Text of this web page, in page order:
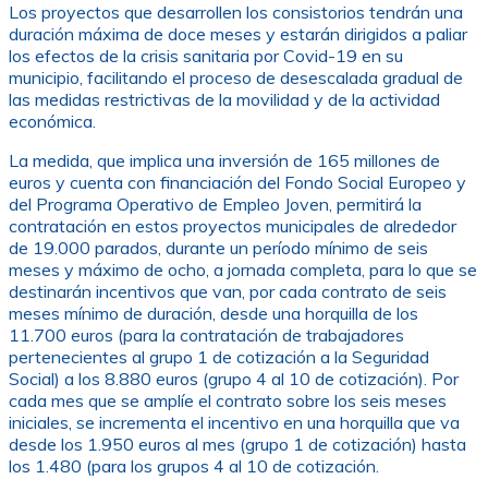
Los proyectos que desarrollen los consistorios tendrán una
duración máxima de doce meses y estarán dirigidos a paliar
los efectos de la crisis sanitaria por Covid-19 en su
municipio, facilitando el proceso de desescalada gradual de
las medidas restrictivas de la movilidad y de la actividad
económica.
La medida, que implica una inversión de 165 millones de
euros y cuenta con financiación del Fondo Social Europeo y
del Programa Operativo de Empleo Joven, permitirá la
contratación en estos proyectos municipales de alrededor
de 19.000 parados, durante un período mínimo de seis
meses y máximo de ocho, a jornada completa, para lo que se
destinarán incentivos que van, por cada contrato de seis
meses mínimo de duración, desde una horquilla de los
11.700 euros (para la contratación de trabajadores
pertenecientes al grupo 1 de cotización a la Seguridad
Social) a los 8.880 euros (grupo 4 al 10 de cotización). Por
cada mes que se amplíe el contrato sobre los seis meses
iniciales, se incrementa el incentivo en una horquilla que va
desde los 1.950 euros al mes (grupo 1 de cotización) hasta
los 1.480 (para los grupos 4 al 10 de cotización.